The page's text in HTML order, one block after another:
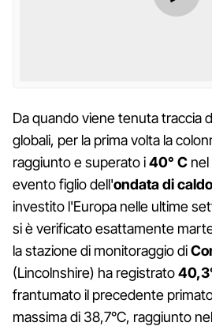
Da quando viene tenuta traccia
globali, per la prima volta la
raggiunto e superato i40° C nel
evento figlio dell'ondata di
investito l'Europa nelle ultime
si è verificato esattamente
la stazione di monitoraggio di
(Lincolnshire) ha registrato
frantumato il precedente
massima di 38,7°C, raggiunto